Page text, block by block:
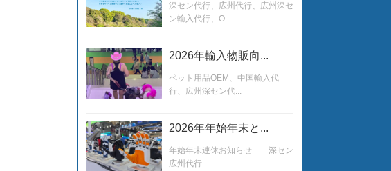
深セン代行、広州代行、広州深セ
ン輸入代行、O...
2026年輸入物販向...
ペット用品OEM、中国輸入代
行、広州深セン代...
2026年年始年末と...
年始年末連休お知らせ 深セン
広州代行